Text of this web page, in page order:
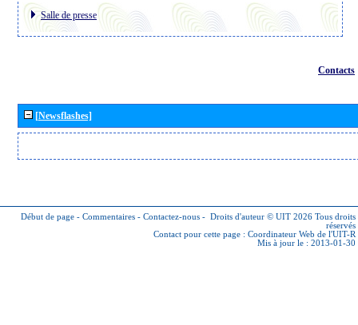
Salle de presse
Contacts
[Newsflashes]
Début de page - Commentaires - Contactez-nous - Droits d'auteur © UIT 2026 Tous droits
réservés
Contact pour cette page : Coordinateur Web de l'UIT-R
Mis à jour le : 2013-01-30